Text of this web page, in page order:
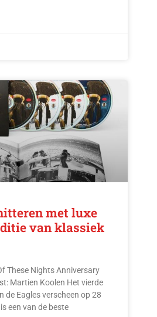
met luxe
van klassiek
These Nights Anniversary
Martien Koolen Het vierde
de Eagles verscheen op 28
een van de beste